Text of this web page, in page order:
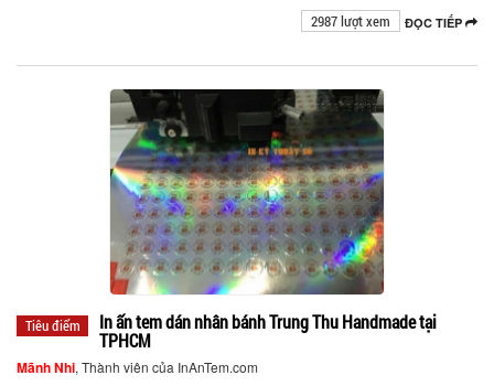
ĐỌC TIẾP
2987 lượt xem
Tiêu điểm
In ấn tem dán nhân bánh Trung Thu Handmade tại
TPHCM
Mãnh Nhi, Thành viên của InAnTem.com